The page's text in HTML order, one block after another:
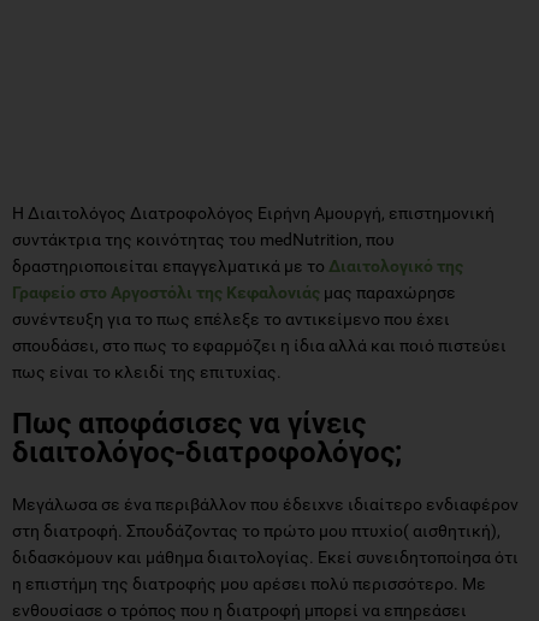
Η Διαιτολόγος Διατροφολόγος Ειρήνη Αμουργή, επιστημονική
συντάκτρια της κοινότητας του medNutrition, που
δραστηριοποιείται επαγγελματικά με το Διαιτολογικό της
Γραφείο στο Αργοστόλι της Κεφαλονιάς μας παραχώρησε
συνέντευξη για το πως επέλεξε το αντικείμενο που έχει
σπουδάσει, στο πως το εφαρμόζει η ίδια αλλά και ποιό πιστεύει
πως είναι το κλειδί της επιτυχίας.
Πως αποφάσισες να γίνεις
διαιτολόγος-διατροφολόγος;
Μεγάλωσα σε ένα περιβάλλον που έδειχνε ιδιαίτερο ενδιαφέρον
στη διατροφή. Σπουδάζοντας το πρώτο μου πτυχίο( αισθητική),
διδασκόμουν και μάθημα διαιτολογίας. Εκεί συνειδητοποίησα ότι
η επιστήμη της διατροφής μου αρέσει πολύ περισσότερο. Με
ενθουσίασε ο τρόπος που η διατροφή μπορεί να επηρεάσει